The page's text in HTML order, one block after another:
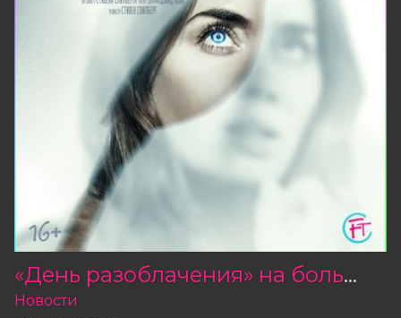
«День разоблачения» на большом экране!
Новости